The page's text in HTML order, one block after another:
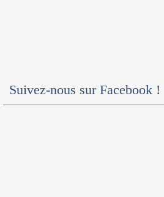
Suivez-nous sur Facebook !